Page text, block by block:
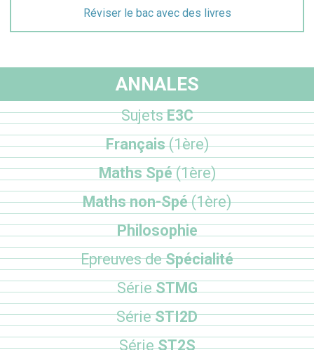
Réviser le bac avec des livres
ANNALES
SujetsE3C
Français(1ère)
Maths Spé(1ère)
Maths non-Spé(1ère)
Philosophie
Epreuves deSpécialité
SérieSTMG
SérieSTI2D
SérieST2S